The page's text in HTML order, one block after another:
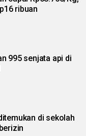
ribuan
995 senjata api di
di sekolah